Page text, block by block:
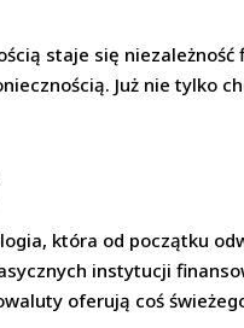
staje się
Już nie tylko
która od początku
instytucji
oferują coś